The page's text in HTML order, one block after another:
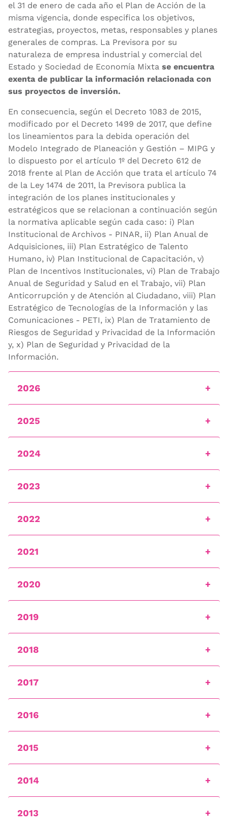
el 31 de enero de cada año el Plan de Acción de la
misma vigencia, donde especifica los objetivos,
estrategias, proyectos, metas, responsables y planes
generales de compras. La Previsora por su
naturaleza de empresa industrial y comercial del
Estado y Sociedad de Economía Mixta se encuentra
exenta de publicar la información relacionada con
sus proyectos de inversión.
En consecuencia, según el Decreto 1083 de 2015,
modificado por el Decreto 1499 de 2017, que define
los lineamientos para la debida operación del
Modelo Integrado de Planeación y Gestión – MIPG y
lo dispuesto por el artículo 1º del Decreto 612 de
2018 frente al Plan de Acción que trata el artículo 74
de la Ley 1474 de 2011, la Previsora publica la
integración de los planes institucionales y
estratégicos que se relacionan a continuación según
la normativa aplicable según cada caso: i) Plan
Institucional de Archivos - PINAR, ii) Plan Anual de
Adquisiciones, iii) Plan Estratégico de Talento
Humano, iv) Plan Institucional de Capacitación, v)
Plan de Incentivos Institucionales, vi) Plan de Trabajo
Anual de Seguridad y Salud en el Trabajo, vii) Plan
Anticorrupción y de Atención al Ciudadano, viii) Plan
Estratégico de Tecnologías de la Información y las
Comunicaciones ­- PETI, ix) Plan de Tratamiento de
Riesgos de Seguridad y Privacidad de la Información
y, x) Plan de Seguridad y Privacidad de la
Información.
2026
2025
2024
2023
2022
2021
2020
2019
2018
2017
2016
2015
2014
2013